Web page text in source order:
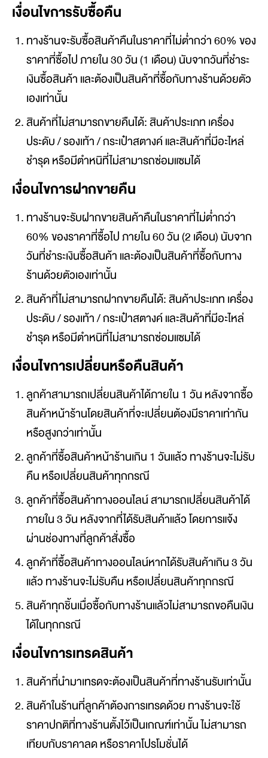
เงื่อนไขการรับซื้อคืน
ทางร้านจะรับซื้อสินค้าคืนในราคาที่ไม่ต่ำกว่า 60% ของ
ราคาที่ซื้อไป ภายใน 30 วัน (1 เดือน) นับจากวันที่ชำระ
เงินซื้อสินค้า และต้องเป็นสินค้าที่ซื้อกับทางร้านด้วยตัว
เองเท่านั้น
สินค้าที่ไม่สามารถขายคืนได้: สินค้าประเภท เครื่อง
ประดับ / รองเท้า / กระเป๋าสตางค์ และสินค้าที่มีอะไหล่
ชำรุด หรือมีตำหนิที่ไม่สามารถซ่อมแซมได้
เงื่อนไขการฝากขายคืน
ทางร้านจะรับฝากขายสินค้าคืนในราคาที่ไม่ต่ำกว่า
60% ของราคาที่ซื้อไป ภายใน 60 วัน (2 เดือน) นับจาก
วันที่ชำระเงินซื้อสินค้า และต้องเป็นสินค้าที่ซื้อกับทาง
ร้านด้วยตัวเองเท่านั้น
สินค้าที่ไม่สามารถฝากขายคืนได้: สินค้าประเภท เครื่อง
ประดับ / รองเท้า / กระเป๋าสตางค์ และสินค้าที่มีอะไหล่
ชำรุด หรือมีตำหนิที่ไม่สามารถซ่อมแซมได้
เงื่อนไขการเปลี่ยนหรือคืนสินค้า
ลูกค้าสามารถเปลี่ยนสินค้าได้ภายใน 1 วัน หลังจากซื้อ
สินค้าหน้าร้านโดยสินค้าที่จะเปลี่ยนต้องมีราคาเท่ากัน
หรือสูงกว่าเท่านั้น
ลูกค้าที่ซื้อสินค้าหน้าร้านเกิน 1 วันแล้ว ทางร้านจะไม่รับ
คืน หรือเปลี่ยนสินค้าทุกกรณี
ลูกค้าที่ซื้อสินค้าทางออนไลน์ สามารถเปลี่ยนสินค้าได้
ภายใน 3 วัน หลังจากที่ได้รับสินค้าแล้ว โดยการแจ้ง
ผ่านช่องทางที่ลูกค้าสั่งซื้อ
ลูกค้าที่ซื้อสินค้าทางออนไลน์หากได้รับสินค้าเกิน 3 วัน
แล้ว ทางร้านจะไม่รับคืน หรือเปลี่ยนสินค้าทุกกรณี
สินค้าทุกชิ้นเมื่อซื้อกับทางร้านแล้วไม่สามารถขอคืนเงิน
ได้ในทุกกรณี
เงื่อนไขการเทรดสินค้า
สินค้าที่นำมาเทรดจะต้องเป็นสินค้าที่ทางร้านรับเท่านั้น
สินค้าในร้านที่ลูกค้าต้องการเทรดด้วย ทางร้านจะใช้
ราคาปกติที่ทางร้านตั้งไว้เป็นเกณฑ์เท่านั้น ไม่สามารถ
เทียบกับราคาลด หรือราคาโปรโมชั่นได้